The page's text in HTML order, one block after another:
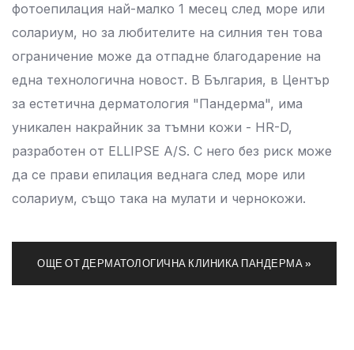
фотоепилация най-малко 1 месец след море или
солариум, но за любителите на силния тен това
ограничение може да отпадне благодарение на
една технологична новост. В България, в Център
за естетична дерматология "Пандерма", има
уникален накрайник за тъмни кожи - HR-D,
разработен от ELLIPSE A/S. С него без риск може
да се прави епилация веднага след море или
солариум, също така на мулати и чернокожи.
ОЩЕ ОТ ДЕРМАТОЛОГИЧНА КЛИНИКА ПАНДЕРМА »